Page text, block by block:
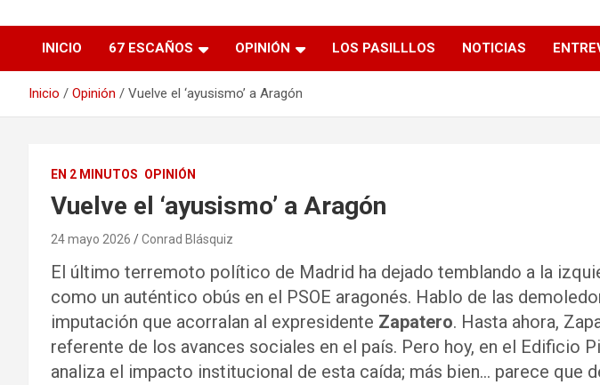
INICIO 67 ESCAÑOS OPINIÓN LOS PASILLLOS NOTICIAS
Inicio Opinión Vuelve el ‘ayusismo’ a Aragón
EN 2 MINUTOS OPINIÓN
Vuelve el ‘ayusismo’ a Aragón
24 mayo 2026 Conrad Blásquiz
El último terremoto político de Madrid ha dejado temblando a la
como un auténtico obús en el PSOE aragonés. Hablo de las
imputación que acorralan al expresidente Zapatero. Hasta ahora,
referente de los avances sociales en el país. Pero hoy, en el Edificio
analiza el impacto institucional de esta caída; más bien… parece que